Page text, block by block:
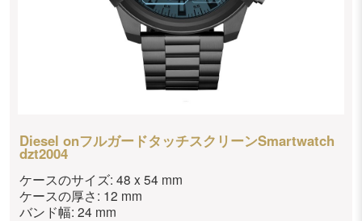
Diesel onフルガードタッチスクリーンSmartwatch
dzt2004
ケースのサイズ: 48 x 54 mm
ケースの厚さ: 12 mm
バンド幅: 24 mm